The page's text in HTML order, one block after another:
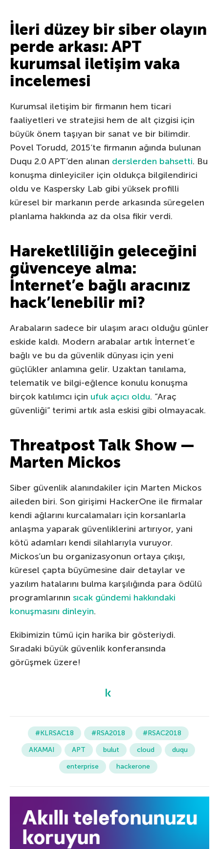
İleri düzey bir siber olayın
perde arkası: APT
kurumsal iletişim vaka
incelemesi
Kurumsal iletişim bir firmanın hem ticari
faaliyetleri ve stratejisi hem de alt çizgisi için
büyük önem taşıyan bir sanat ve bir bilimdir.
Povel Torudd, 2015’te firmanın ağında bulunan
Duqu 2.0 APT’den alınan derslerden bahsetti. Bu
konuşma dinleyiciler için oldukça bilgilendirici
oldu ve Kaspersky Lab gibi yüksek profilli
küresel bir markanın perde arkasında süregelen
planlama hakkında az da olsa fikir verdi.
Hareketliliğin geleceğini
güvenceye alma:
İnternet’e bağlı aracınız
hack’lenebilir mi?
Arabaların sadece bir ulaşım aracı olduğu günler
eskide kaldı. Modern arabalar artık İnternet’e
bağlı ve bu da güvenlik dünyası için yeni
güçlükler anlamına gelir. Uzaktan tanılama,
telematik ve bilgi-eğlence konulu konuşma
birçok katılımcı için ufuk açıcı oldu. “Araç
güvenliği” terimi artık asla eskisi gibi olmayacak.
Threatpost Talk Show —
Marten Mickos
Siber güvenlik alanındakiler için Marten Mickos
aileden biri. Son girişimi HackerOne ile firmalar
kendi ağlarını kurcalamaları için korsanlarla
anlaşma yaparak güvenliklerini artırıyor, yani
kötü adamları kendi silahlarıyla vuruyor.
Mickos’un bu organizasyonun ortaya çıkışı,
küresel çapta büyümesine dair detaylar ve
yazılım hatalarını bulma karşılığında para ödülü
programlarının sıcak gündemi hakkındaki
konuşmasını dinleyin.
Ekibimizin tümü için harika bir gösteriydi.
Sıradaki büyük güvenlik konferansında
görüşmek üzere!
#KLRSAC18 #RSA2018
#RSAC2018
AKAMAI
APT bulut cloud
duqu
enterprise
hackerone